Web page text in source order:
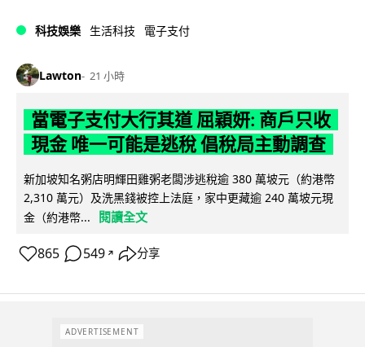
科技娛樂 生活科技 電子支付
Lawton 21 小時
當電子支付大行其道 屈穎妍: 商戶只收
現金 唯一可能是逃稅 倡稅局主動調查
新加坡知名粥店明輝田雞粥老闆涉逃稅逾 380 萬坡元（約港幣
2,310 萬元）及洗黑錢被控上法庭，家中更藏逾 240 萬坡元現
金（約港幣...
閱讀全文
865 549 ↗ 分享
ADVERTISEMENT